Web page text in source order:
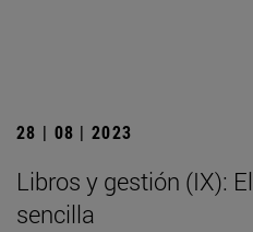
28 | 08 | 2023
Libros y gestión (IX):
sencilla